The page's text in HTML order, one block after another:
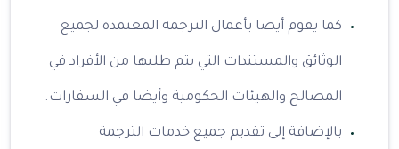
كما يقوم أيضا بأعمال الترجمة المعتمدة لجميع
الوثائق والمستندات التي يتم طلبها من الأفراد في
المصالح والهيئات الحكومية وأيضا في السفارات.
بالإضافة إلى تقديم جميع خدمات الترجمة